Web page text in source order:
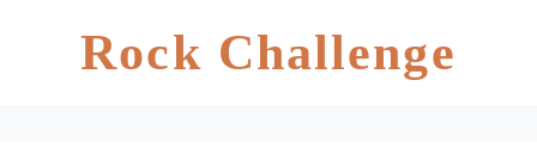
Rock Challenge